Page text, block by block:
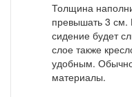
Толщина
превышать 3 см.
сидение будет
слое также
удобным.
материалы.